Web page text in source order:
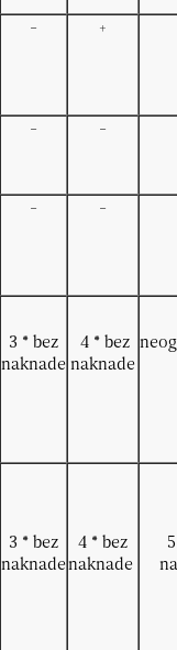
- +
- -
- -
3 * bez
naknade
4 * bez
naknade
3 * bez
naknade
4 * bez
naknade